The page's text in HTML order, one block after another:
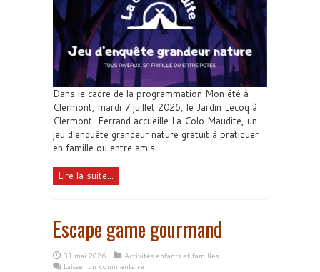
Dans le cadre de la programmation Mon été à
Clermont, mardi 7 juillet 2026, le Jardin Lecoq à
Clermont-Ferrand accueille La Colo Maudite, un
jeu d'enquête grandeur nature gratuit à pratiquer
en famille ou entre amis.
Lire la suite...
Escape game gourmand
31 mai 2026
Activités enfants et familles
Laisser un commentaire